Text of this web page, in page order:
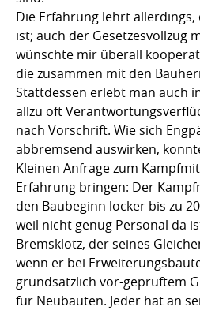
Die Erfahrung lehrt allerdings,
ist; auch der Gesetzesvollzug
wünschte mir überall
die zusammen mit den
Stattdessen erlebt man auch
allzu oft
nach Vorschrift. Wie sich
abbremsend auswirken,
Kleinen Anfrage zum
Erfahrung bringen: Der
den Baubeginn locker bis zu
weil nicht genug Personal da
Bremsklotz, der seines
wenn er bei
grundsätzlich vor-geprüftem
für Neubauten. Jeder hat an